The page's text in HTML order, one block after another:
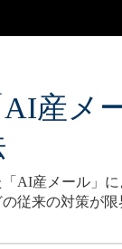
産メ
AI産メール」
従来の対策が